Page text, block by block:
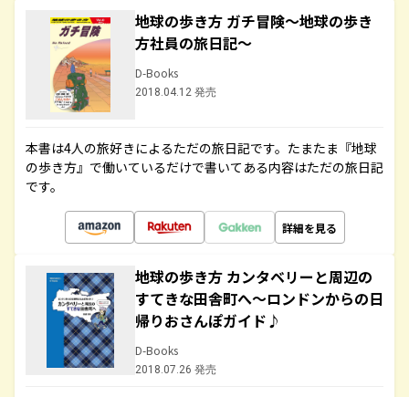
地球の歩き方 ガチ冒険～地球の歩き
方社員の旅日記～
D-Books
2018.04.12 発売
本書は4人の旅好きによるただの旅日記です。たまたま『地球
の歩き方』で働いているだけで書いてある内容はただの旅日記
です。
詳細を見る
地球の歩き方 カンタベリーと周辺の
すてきな田舎町へ～ロンドンからの日
帰りおさんぽガイド♪
D-Books
2018.07.26 発売